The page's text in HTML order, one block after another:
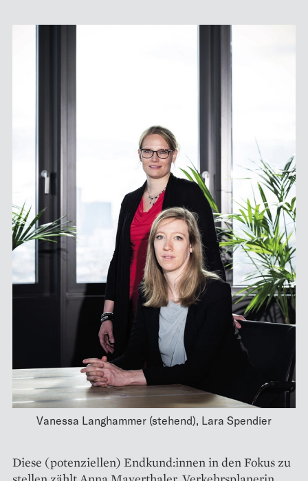
Vanessa Langhammer (stehend), Lara Spendier
Diese (potenziellen) End­­kund:innen in den Fokus zu